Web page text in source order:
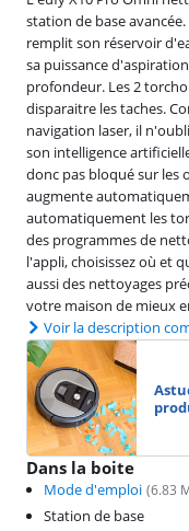
station de base
remplit son réservoir
sa puissance
profondeur. Les 2
disparaitre les taches.
navigation laser, il
son intelligence
donc pas bloqué sur les
augmente
automatiquement les
des programmes de
l'appli, choisissez où et
aussi des nettoyages
votre maison de mieux
Voir la description
Dans la boite
Mode d'emploi (6.83
Station de base